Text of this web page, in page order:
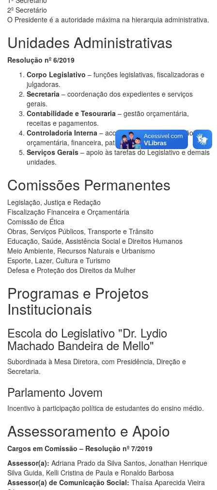
2º Secretário
O Presidente é a autoridade máxima na hierarquia administrativa.
Unidades Administrativas
Resolução nº 6/2019
Corpo Legislativo – funções legislativas, fiscalizadoras e
julgadoras.
Secretaria – coordenação dos expedientes e serviços
gerais.
Contabilidade e Tesouraria – gestão orçamentária,
receitas e pagamentos.
Controladoria Interna – acompanhamento da gestão
orçamentária, financeira, patrimonial e operacional.
Serviços Gerais – apoio às tarefas do Legislativo e demais
unidades.
Comissões Permanentes
Legislação, Justiça e Redação
Fiscalização Financeira e Orçamentária
Comissão de Ética
Obras, Serviços Públicos, Transporte e Trânsito
Educação, Saúde, Assistência Social e Direitos Humanos
Meio Ambiente, Recursos Naturais e Urbanismo
Esporte, Lazer, Cultura e Turismo
Defesa e Proteção dos Direitos da Mulher
Programas e Projetos
Institucionais
Escola do Legislativo "Dr. Lydio
Machado Bandeira de Mello"
Subordinada à Mesa Diretora, com Presidência, Direção e
Secretaria.
Parlamento Jovem
Incentivo à participação política de estudantes do ensino médio.
Assessoramento e Apoio
Cargos em Comissão – Resolução nº 7/2019
Assessor(a): Adriana Prado da Silva Santos, Jonathan Henrique
Silva Guida, Kelli Cristina de Paula e Ronaldo Barbosa
Assessor(a) de Comunicação Social: Thaísa Aparecida Vieira